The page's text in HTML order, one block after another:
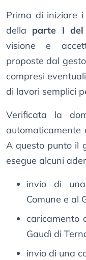
Prima di iniziare
della parte I del
visione e
proposte dal
compresi
di lavori semplici
Verificata la
automaticamente
A questo punto il
esegue alcuni
invio di
Comune e al
caricamento
Gaudì di
invio di una